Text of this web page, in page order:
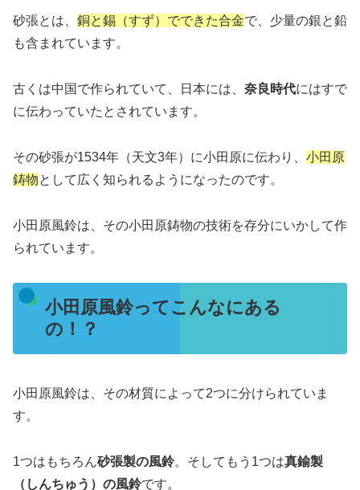
砂張とは、 銅と錫（すず）でできた合金で、少量の銀と鉛
も含まれています。
古くは中国で作られていて、日本には、 奈良時代にはすで
に伝わっていたとされています。
その砂張が1534年（天文3年）に小田原に伝わり、 小田原
鋳物として広く知られるようになったのです。
小田原風鈴は、その小田原鋳物の技術を存分にいかして作
られています。
小田原風鈴ってこんなにある
の！？
小田原風鈴は、その材質によって2つに分けられていま
す。
1つはもちろん砂張製の風鈴。そしてもう1つは真鍮製
（しんちゅう）の風鈴です。